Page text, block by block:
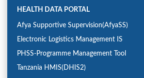
HEALTH DATA PORTAL
Afya Supportive Supervision(AfyaSS)
Electronic Logistics Management IS
PHSS-Programme Management Tool
Tanzania HMIS(DHIS2)